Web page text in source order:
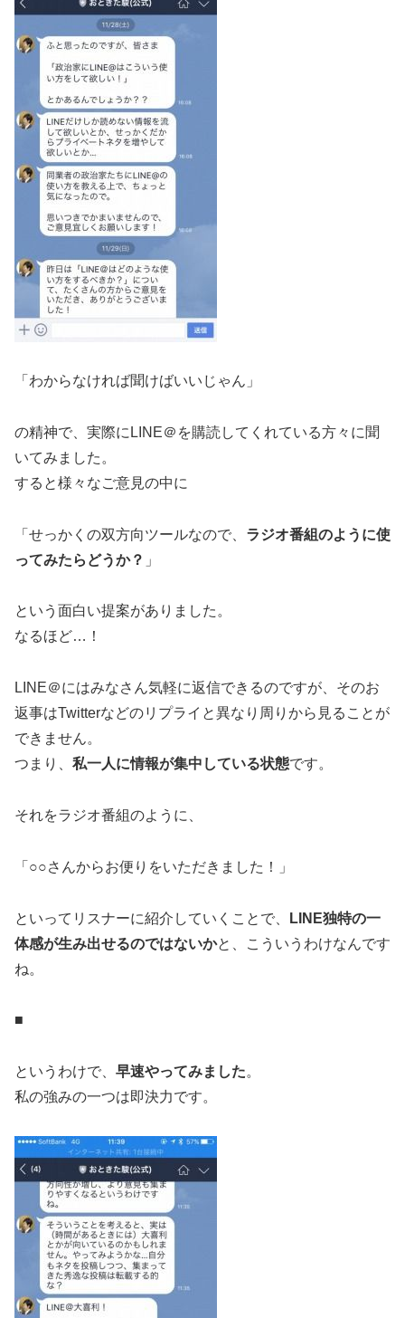
「わからなければ聞けばいいじゃん」
の精神で、実際にLINE＠を購読してくれている方々に聞
いてみました。
すると様々なご意見の中に
「せっかくの双方向ツールなので、 ラジオ番組のように使
ってみたらどうか？ 」
という面白い提案がありました。
なるほど…！
LINE＠にはみなさん気軽に返信できるのですが、そのお
返事はTwitterなどのリプライと異なり周りから見ることが
できません。
つまり、 私一人に情報が集中している状態です。
それをラジオ番組のように、
「○○さんからお便りをいただきました！」
といってリスナーに紹介していくことで、
LINE独特の一
体感が生み出せるのではないかと、こういうわけなんです
ね。
■
というわけで、 早速やってみました。
私の強みの一つは即決力です。